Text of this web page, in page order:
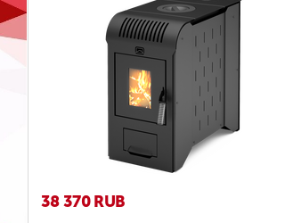
38 370 RUB